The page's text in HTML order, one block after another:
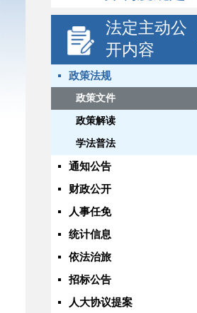
法定主动公
开内容
政策法规
政策文件
政策解读
学法普法
通知公告
财政公开
人事任免
统计信息
依法治旅
招标公告
人大协议提案